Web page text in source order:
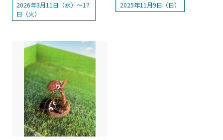
2026年3月11日（水）～17
日（火）
2025年11月9日（日）